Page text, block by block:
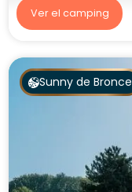
Ver el camping
Sunny de Bronce